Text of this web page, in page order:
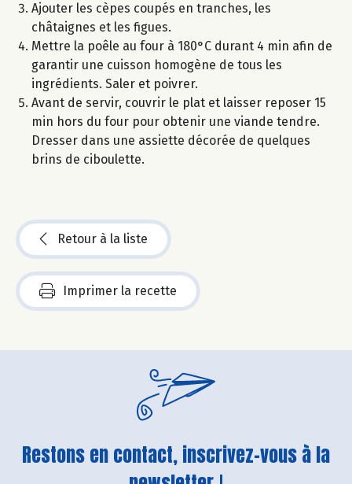
Ajouter les cèpes coupés en tranches, les
châtaignes et les figues.
Mettre la poêle au four à 180°C durant 4 min afin de
garantir une cuisson homogène de tous les
ingrédients. Saler et poivrer.
Avant de servir, couvrir le plat et laisser reposer 15
min hors du four pour obtenir une viande tendre.
Dresser dans une assiette décorée de quelques
brins de ciboulette.
Retour à la liste
Imprimer la recette
Restons en contact, inscrivez-vous à la